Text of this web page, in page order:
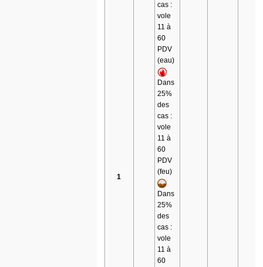
1
cas :
vole
11 à
60
PDV
(eau)
Dans
25%
des
cas :
vole
11 à
60
PDV
(feu)
Dans
25%
des
cas :
vole
11 à
60